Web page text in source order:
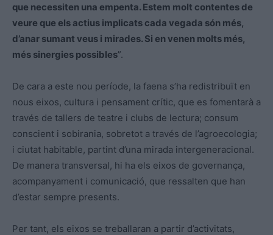
que necessiten una empenta. Estem molt contentes de
veure que els actius implicats cada vegada són més,
d’anar sumant veus i mirades. Si en venen molts més,
més sinergies possibles”.
De cara a este nou període, la faena s’ha redistribuït en
nous eixos, cultura i pensament crític, que es fomentarà a
través de tallers de teatre i clubs de lectura; consum
conscient i sobirania, sobretot a través de l’agroecologia;
i ciutat habitable, partint d’una mirada intergeneracional.
De manera transversal, hi ha els eixos de governança,
acompanyament i comunicació, que ressalten que han
d’estar sempre presents.
Per tant, els eixos se treballaran a partir d’activitats,